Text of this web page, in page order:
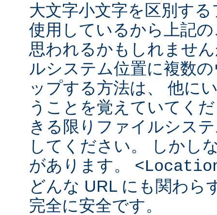
大文字小文字を区別す
使用しているから上記
思われるかもしれませ
ルシステム位置に複数
ップする方法は、 他に
うことを覚えていてく
きる限りファイルシス
してください。 しかし
があります。
どんな URL にも関わら
完全に安全です。